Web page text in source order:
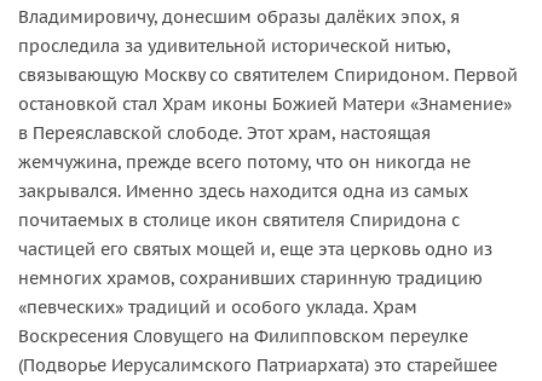
Владимировичу, донесшим образы далёких эпох, я
проследила за удивительной исторической нитью,
связывающую Москву со святителем Спиридоном. Первой
остановкой стал Храм иконы Божией Матери «Знамение»
в Переяславской слободе. Этот храм, настоящая
жемчужина, прежде всего потому, что он никогда не
закрывался. Именно здесь находится одна из самых
почитаемых в столице икон святителя Спиридона с
частицей его святых мощей и, еще эта церковь одно из
немногих храмов, сохранивших старинную традицию
«певческих» традиций и особого уклада. Храм
Воскресения Словущего на Филипповском переулке
(Подворье Иерусалимского Патриархата) это старейшее